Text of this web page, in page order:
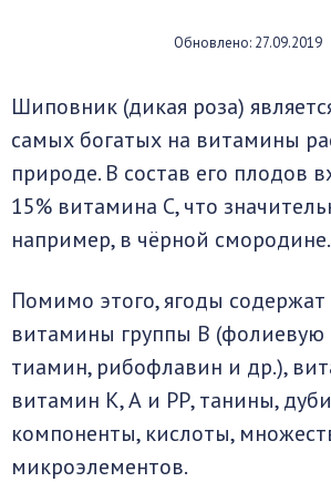
Обновлено: 27.09.2019
Шиповник (дикая роза)
самых богатых на витамины
природе. В состав его плодов
15% витамина С, что
например, в чёрной смородине.
Помимо этого, ягоды содержат
витамины группы В (фолиевую
тиамин, рибофлавин и др.),
витамин К, А и РР, танины,
компоненты, кислоты,
микроэлементов.